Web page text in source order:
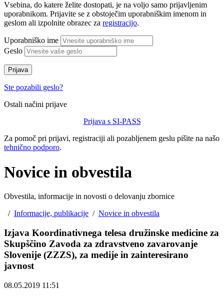
Vsebina, do katere želite dostopati, je na voljo samo prijavljenim
uporabnikom. Prijavite se z obstoječim uporabniškim imenom in
geslom ali izpolnite obrazec za registracijo.
Uporabniško ime
Geslo
Prijava
Ste pozabili geslo?
Ostali načini prijave
Prijava s SI-PASS
Za pomoč pri prijavi, registraciji ali pozabljenem geslu pišite na našo
tehnično podporo.
Novice in obvestila
Obvestila, informacije in novosti o delovanju zbornice
/ Informacije, publikacije / Novice in obvestila
Izjava Koordinativnega telesa družinske medicine za
Skupščino Zavoda za zdravstveno zavarovanje
Slovenije (ZZZS), za medije in zainteresirano
javnost ​
08.05.2019 11:51